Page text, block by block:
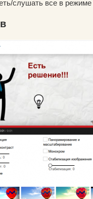
слушать все в режиме